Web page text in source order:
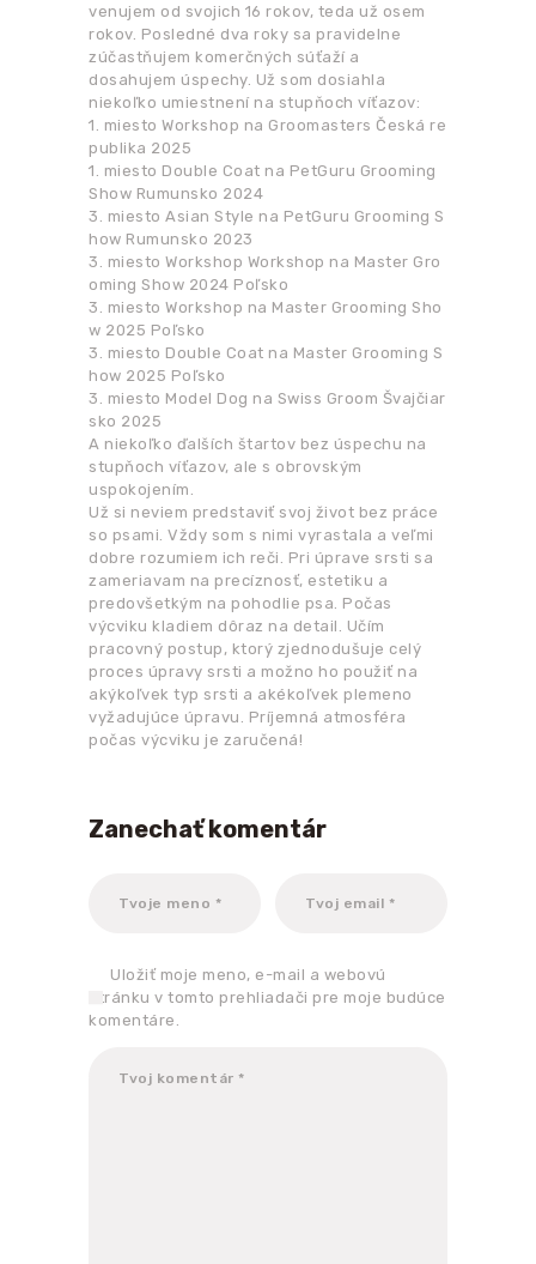
venujem od svojich 16 rokov, teda už osem
rokov. Posledné dva roky sa pravidelne
zúčastňujem komerčných súťaží a
dosahujem úspechy. Už som dosiahla
niekoľko umiestnení na stupňoch víťazov:
1. miesto Workshop na Groomasters Česká re
publika 2025
1. miesto Double Coat na PetGuru Grooming
Show Rumunsko 2024
3. miesto Asian Style na PetGuru Grooming S
how Rumunsko 2023
3. miesto Workshop Workshop na Master Gro
oming Show 2024 Poľsko
3. miesto Workshop na Master Grooming Sho
w 2025 Poľsko
3. miesto Double Coat na Master Grooming S
how 2025 Poľsko
3. miesto Model Dog na Swiss Groom Švajčiar
sko 2025
A niekoľko ďalších štartov bez úspechu na
stupňoch víťazov, ale s obrovským
uspokojením.
Už si neviem predstaviť svoj život bez práce
so psami. Vždy som s nimi vyrastala a veľmi
dobre rozumiem ich reči. Pri úprave srsti sa
zameriavam na precíznosť, estetiku a
predovšetkým na pohodlie psa. Počas
výcviku kladiem dôraz na detail. Učím
pracovný postup, ktorý zjednodušuje celý
proces úpravy srsti a možno ho použiť na
akýkoľvek typ srsti a akékoľvek plemeno
vyžadujúce úpravu. Príjemná atmosféra
počas výcviku je zaručená!
Zanechať komentár
Uložiť moje meno, e-mail a webovú
stránku v tomto prehliadači pre moje budúce
komentáre.